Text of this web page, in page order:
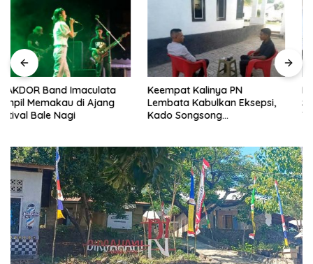
Keempat Kalinya PN
Lembata Kabulkan Eksepsi,
Kado Songsong
Lepas Persebata U-17 ke
Soeratin Cup, Wakil Bupati
Titip Harapan dan Harga Diri